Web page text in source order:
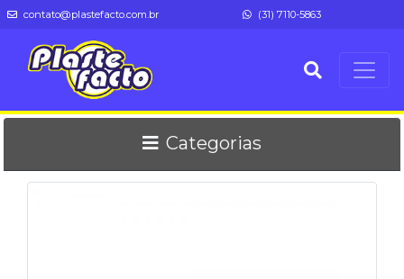
contato@plastefacto.com.br (31) 7110-5863
Categorias